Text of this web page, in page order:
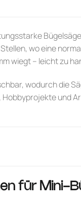
wo eine
wiegt – leicht zu
wodurch die
Hobbyprojekte und
für Mini-